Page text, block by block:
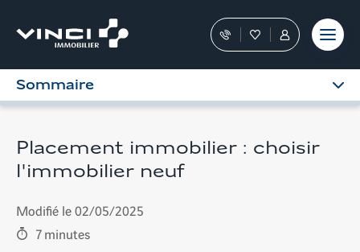
contenu
moment
Nos
conseillers
vous
dans
FavorisTous
les
services
dans
Personnel
Sommaire
Placement immobilier : choisir
l'immobilier neuf
Modifié le 02/05/2025
7minutes